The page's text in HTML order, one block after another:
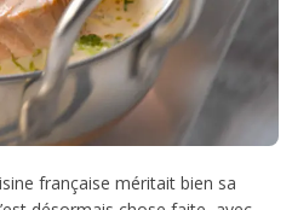
française méritait bien sa